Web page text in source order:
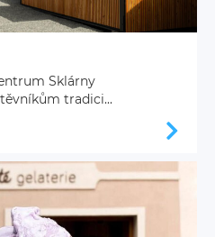
Sklárny
tradici...